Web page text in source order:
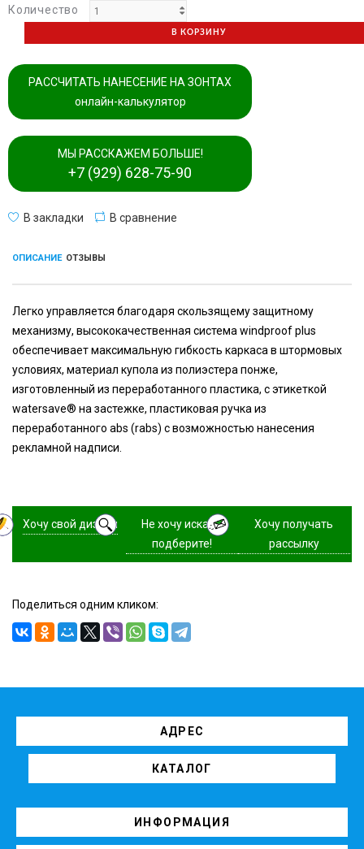
Количество
В КОРЗИНУ
РАССЧИТАТЬ НАНЕСЕНИЕ НА ЗОНТАХ
онлайн-калькулятор
МЫ РАССКАЖЕМ БОЛЬШЕ!
+7 (929) 628-75-90
В закладки В сравнение
ОПИСАНИЕ ОТЗЫВЫ
Легко управляется благодаря скользящему защитному
механизму, высококачественная система windproof plus
обеспечивает максимальную гибкость каркаса в штормовых
условиях, материал купола из полиэстера понже,
изготовленный из переработанного пластика, с этикеткой
watersave® на застежке, пластиковая ручка из
переработанного abs (rabs) с возможностью нанесения
рекламной надписи.
Хочу свой дизайн
Не хочу искать,
подберите!
Хочу получать
рассылку
Поделиться одним кликом:
АДРЕС
КАТАЛОГ
ИНФОРМАЦИЯ